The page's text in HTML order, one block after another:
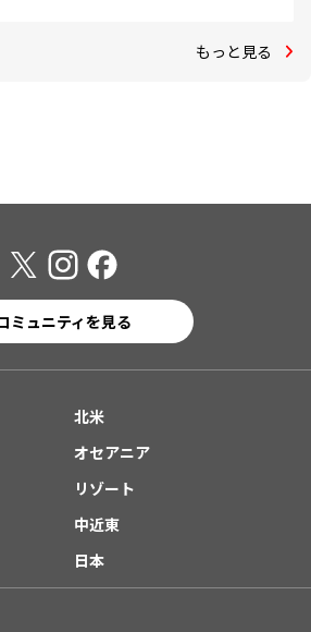
もっと見る
ミュニティを見る
北米
オセアニア
リゾート
中近東
日本